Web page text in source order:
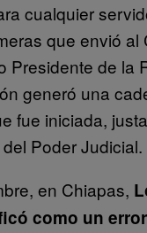
cualquier
que envió al
Presidente de la
generó una
fue iniciada,
Poder Judicial.
en Chiapas,
como un